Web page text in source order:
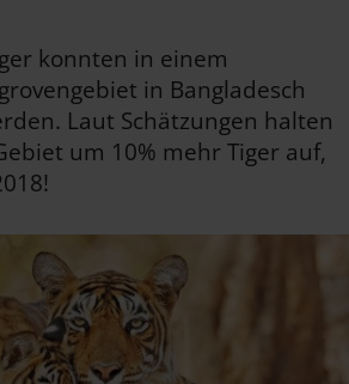
konnten in einem
in Bangladesch
Laut Schätzungen halten
um 10% mehr Tiger auf,